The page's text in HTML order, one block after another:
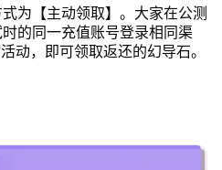
为【主动领取】。大家在公测
的同一充值账号登录相同渠
动，即可领取返还的幻导石。